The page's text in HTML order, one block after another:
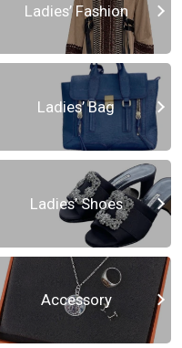
Ladies’ Fashion
Ladies’ Bag
Ladies’ Shoes
Accessory